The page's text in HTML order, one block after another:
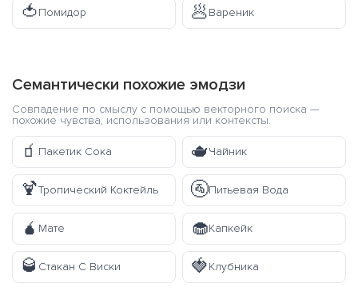
🍅Помидор 🥟Вареник
Семантически похожие эмодзи
Совпадение по смыслу с помощью векторного поиска —
похожие чувства, использования или контексты.
🧃 Пакетик Сока 🫖Чайник
🍹Тропический Коктейль 🚰Питьевая Вода
🧉 Мате 🧁Капкейк
🥃 Стакан С Виски 🍓Клубника